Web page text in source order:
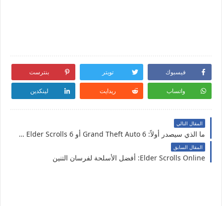
فيسبوك تويتر بنترست
واتساب ريدايت لينكدين
المقال التالي
ما الذي سيصدر أولاً: Grand Theft Auto 6 أو The Elder Scrolls 6 ؟
المقال السابق
Elder Scrolls Online: أفضل الأسلحة لفرسان التنين